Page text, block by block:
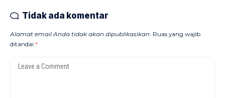
Tidak ada komentar
Alamat email Anda tidak akan dipublikasikan. Ruas yang wajib
ditandai *